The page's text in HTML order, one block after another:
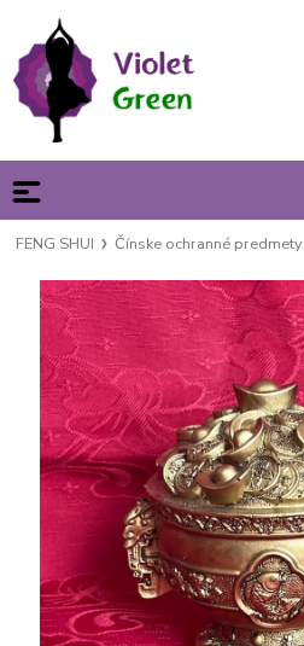
FENG SHUI Čínske ochranné predmety